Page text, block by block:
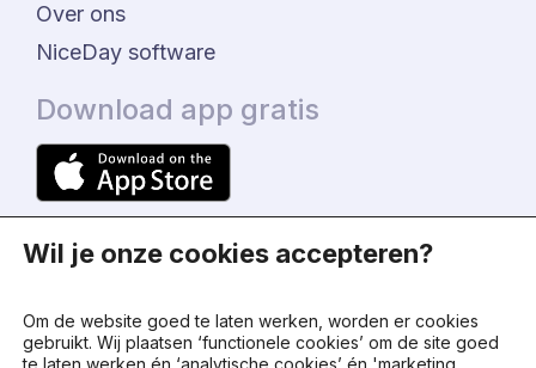
Over ons
NiceDay software
Download app gratis
Wil je onze cookies accepteren?
Om de website goed te laten werken, worden er cookies
gebruikt. Wij plaatsen ‘functionele cookies’ om de site goed
te laten werken én ‘analytische cookies’ én 'marketing